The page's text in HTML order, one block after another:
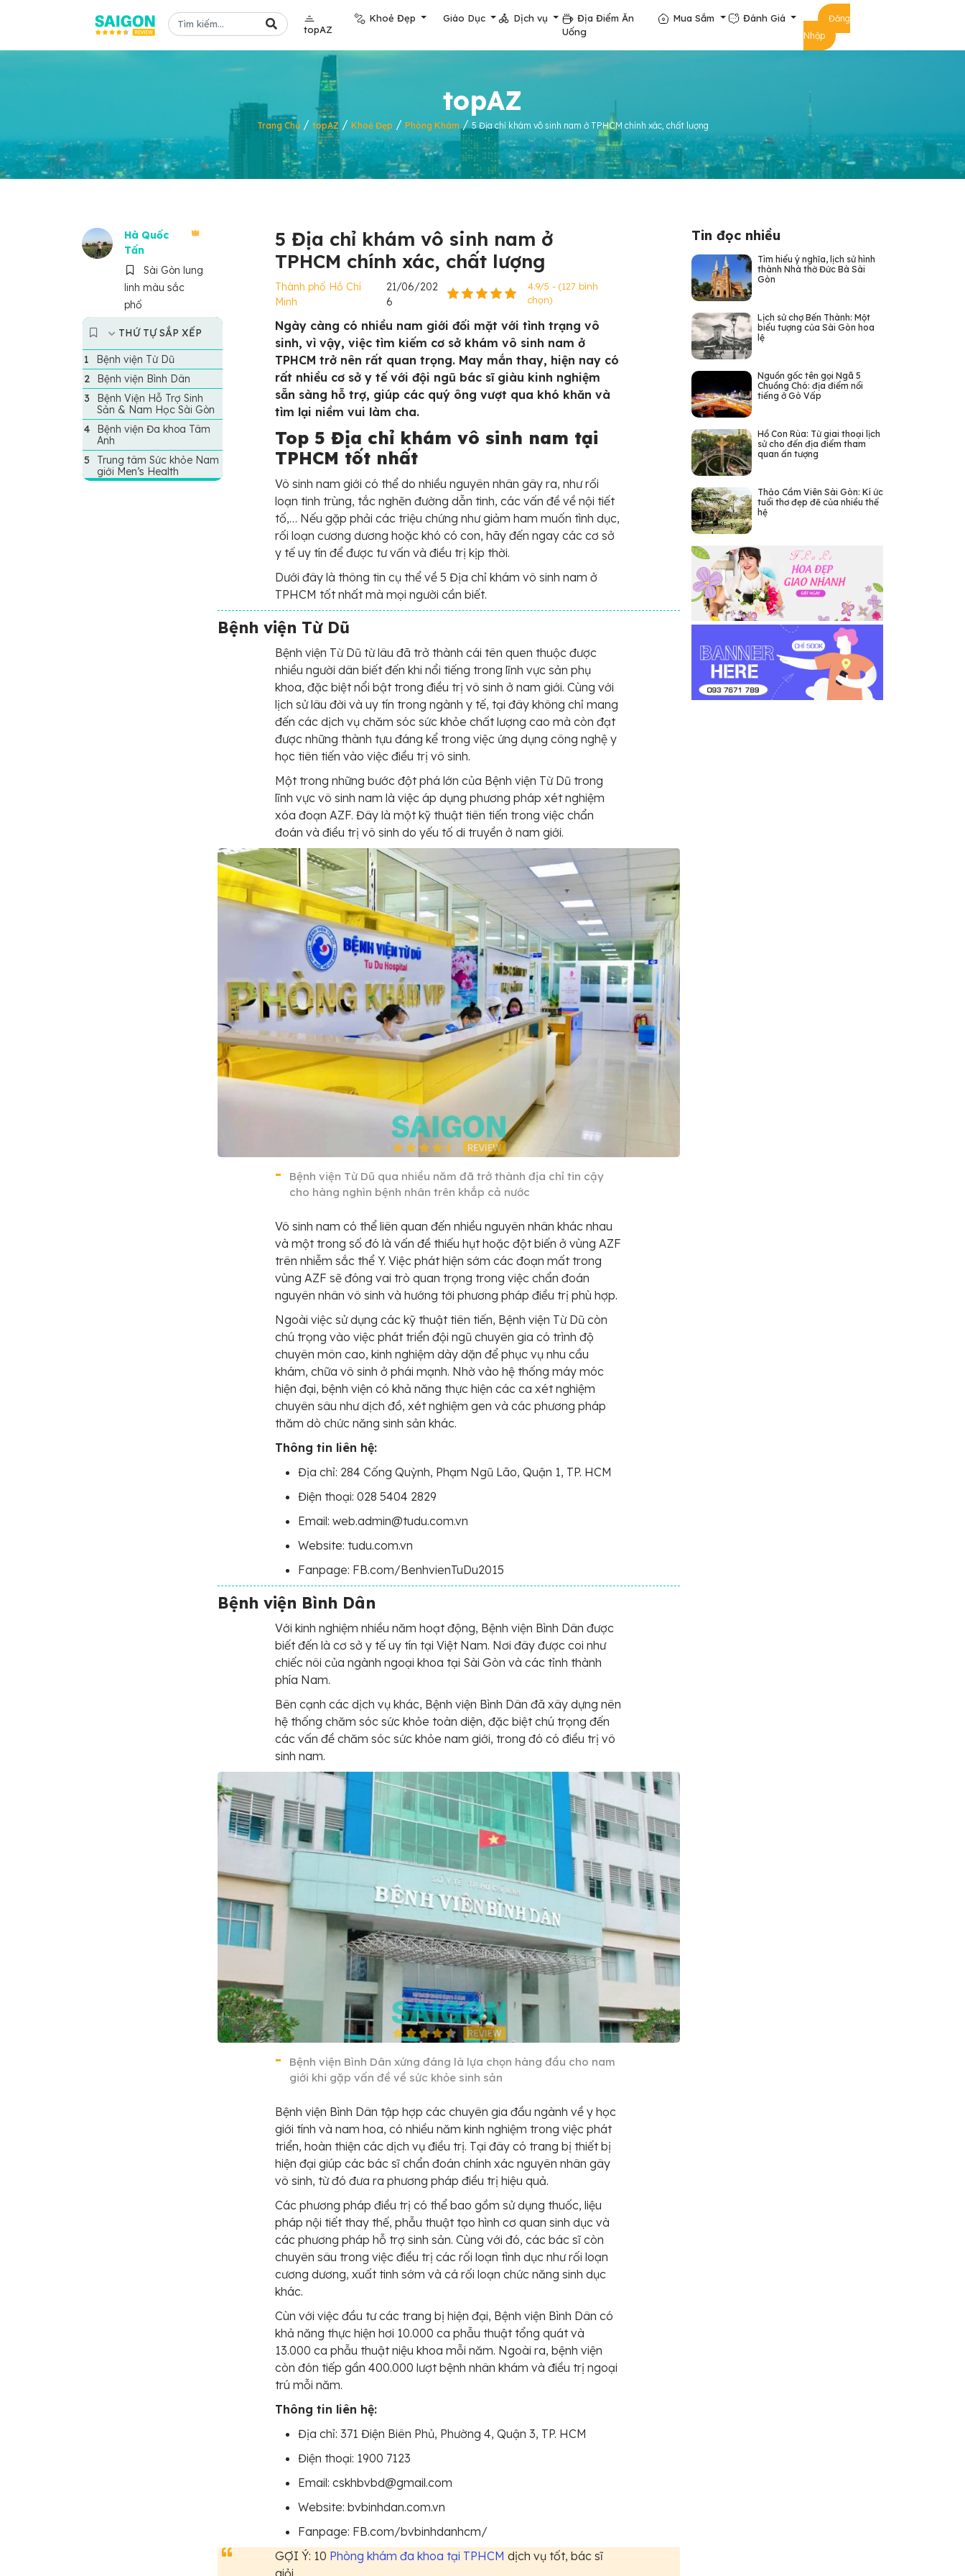
topAZ
Khoẻ Đẹp Giáo Dục Dịch vụ
Địa Điểm Ăn
Uống
Mua Sắm Đánh Giá
Đăng
Nhập
topAZ
Trang Chủ/ topAZ / Khoẻ Đẹp / Phòng Khám /5 Địa chỉ khám vô sinh nam ở TPHCM chính xác, chất lượng
Hà Quốc
Tấn
Sài Gòn lung
linh màu sắc
phố
5 Địa chỉ khám vô sinh nam ở
TPHCM chính xác, chất lượng
Thành phố Hồ Chí
Minh
21/06/202
6
4.9/5 - (127 bình
chọn)
THỨ TỰ SẮP XẾP
Bệnh viện Từ Dũ
Bệnh viện Bình Dân
Bệnh Viện Hỗ Trợ Sinh
Sản & Nam Học Sài Gòn
Bệnh viện Đa khoa Tâm
Anh
Trung tâm Sức khỏe Nam
giới Men’s Health
Ngày càng có nhiều nam giới đối mặt với tình trạng vô
sinh, vì vậy, việc tìm kiếm cơ sở khám vô sinh nam ở
TPHCM trở nên rất quan trọng. May mắn thay, hiện nay có
rất nhiều cơ sở y tế với đội ngũ bác sĩ giàu kinh nghiệm
sẵn sàng hỗ trợ, giúp các quý ông vượt qua khó khăn và
tìm lại niềm vui làm cha.
Top 5 Địa chỉ khám vô sinh nam tại
TPHCM tốt nhất
Vô sinh nam giới có thể do nhiều nguyên nhân gây ra, như rối
loạn tinh trùng, tắc nghẽn đường dẫn tinh, các vấn đề về nội tiết
tố,… Nếu gặp phải các triệu chứng như giảm ham muốn tình dục,
rối loạn cương dương hoặc khó có con, hãy đến ngay các cơ sở
y tế uy tín để được tư vấn và điều trị kịp thời.
Dưới đây là thông tin cụ thể về 5 Địa chỉ khám vô sinh nam ở
TPHCM tốt nhất mà mọi người cần biết.
Bệnh viện Từ Dũ
Bệnh viện Từ Dũ từ lâu đã trở thành cái tên quen thuộc được
nhiều người dân biết đến khi nổi tiếng trong lĩnh vực sản phụ
khoa, đặc biệt nổi bật trong điều trị vô sinh ở nam giới. Cùng với
lịch sử lâu đời và uy tín trong ngành y tế, tại đây không chỉ mang
đến các dịch vụ chăm sóc sức khỏe chất lượng cao mà còn đạt
được những thành tựu đáng kể trong việc ứng dụng công nghệ y
học tiên tiến vào việc điều trị vô sinh.
Một trong những bước đột phá lớn của Bệnh viện Từ Dũ trong
lĩnh vực vô sinh nam là việc áp dụng phương pháp xét nghiệm
xóa đoạn AZF. Đây là một kỹ thuật tiên tiến trong việc chẩn
đoán và điều trị vô sinh do yếu tố di truyền ở nam giới.
Bệnh viện Từ Dũ qua nhiều năm đã trở thành địa chỉ tin cậy
cho hàng nghìn bệnh nhân trên khắp cả nước
Vô sinh nam có thể liên quan đến nhiều nguyên nhân khác nhau
và một trong số đó là vấn đề thiếu hụt hoặc đột biến ở vùng AZF
trên nhiễm sắc thể Y. Việc phát hiện sớm các đoạn mất trong
vùng AZF sẽ đóng vai trò quan trọng trong việc chẩn đoán
nguyên nhân vô sinh và hướng tới phương pháp điều trị phù hợp.
Ngoài việc sử dụng các kỹ thuật tiên tiến, Bệnh viện Từ Dũ còn
chú trọng vào việc phát triển đội ngũ chuyên gia có trình độ
chuyên môn cao, kinh nghiệm dày dặn để phục vụ nhu cầu
khám, chữa vô sinh ở phái mạnh. Nhờ vào hệ thống máy móc
hiện đại, bệnh viện có khả năng thực hiện các ca xét nghiệm
chuyên sâu như dịch đồ, xét nghiệm gen và các phương pháp
thăm dò chức năng sinh sản khác.
Thông tin liên hệ:
Địa chỉ: 284 Cống Quỳnh, Phạm Ngũ Lão, Quận 1, TP. HCM
Điện thoại: 028 5404 2829
Email: web.admin@tudu.com.vn
Website: tudu.com.vn
Fanpage: FB.com/BenhvienTuDu2015
Bệnh viện Bình Dân
Với kinh nghiệm nhiều năm hoạt động, Bệnh viện Bình Dân được
biết đến là cơ sở y tế uy tín tại Việt Nam. Nơi đây được coi như
chiếc nôi của ngành ngoại khoa tại Sài Gòn và các tỉnh thành
phía Nam.
Bên cạnh các dịch vụ khác, Bệnh viện Bình Dân đã xây dựng nên
hệ thống chăm sóc sức khỏe toàn diện, đặc biệt chú trọng đến
các vấn đề chăm sóc sức khỏe nam giới, trong đó có điều trị vô
sinh nam.
Bệnh viện Bình Dân xứng đáng là lựa chọn hàng đầu cho nam
giới khi gặp vấn đề về sức khỏe sinh sản
Bệnh viện Bình Dân tập hợp các chuyên gia đầu ngành về y học
giới tính và nam hoa, có nhiều năm kinh nghiệm trong việc phát
triển, hoàn thiện các dịch vụ điều trị. Tại đây có trang bị thiết bị
hiện đại giúp các bác sĩ chẩn đoán chính xác nguyên nhân gây
vô sinh, từ đó đưa ra phương pháp điều trị hiệu quả.
Các phương pháp điều trị có thể bao gồm sử dụng thuốc, liệu
pháp nội tiết thay thế, phẫu thuật tạo hình cơ quan sinh dục và
các phương pháp hỗ trợ sinh sản. Cùng với đó, các bác sĩ còn
chuyên sâu trong việc điều trị các rối loạn tình dục như rối loạn
cương dương, xuất tinh sớm và cá rối loạn chức năng sinh dục
khác.
Cùn với việc đầu tư các trang bị hiện đại, Bệnh viện Bình Dân có
khả năng thực hiện hơi 10.000 ca phẫu thuật tổng quát và
13.000 ca phẫu thuật niệu khoa mỗi năm. Ngoài ra, bệnh viện
còn đón tiếp gần 400.000 lượt bệnh nhân khám và điều trị ngoại
trú mỗi năm.
Thông tin liên hệ:
Địa chỉ: 371 Điện Biên Phủ, Phường 4, Quận 3, TP. HCM
Điện thoại: 1900 7123
Email: cskhbvbd@gmail.com
Website: bvbinhdan.com.vn
Fanpage: FB.com/bvbinhdanhcm/
GỢI Ý: 10 Phòng khám đa khoa tại TPHCM dịch vụ tốt, bác sĩ
Tin đọc nhiều
Tìm hiểu ý nghĩa, lịch sử hình
thành Nhà thờ Đức Bà Sài
Gòn
Lịch sử chợ Bến Thành: Một
biểu tượng của Sài Gòn hoa
lệ
Nguồn gốc tên gọi Ngã 5
Chuồng Chó: địa điểm nổi
tiếng ở Gò Vấp
Hồ Con Rùa: Từ giai thoại lịch
sử cho đến địa điểm tham
quan ấn tượng
Thảo Cầm Viên Sài Gòn: Kí ức
tuổi thơ đẹp đẽ của nhiều thế
hệ